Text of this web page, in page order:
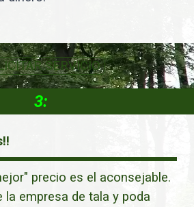
SERVICIO
3:
precio es el aconsejable.
la empresa de tala y poda